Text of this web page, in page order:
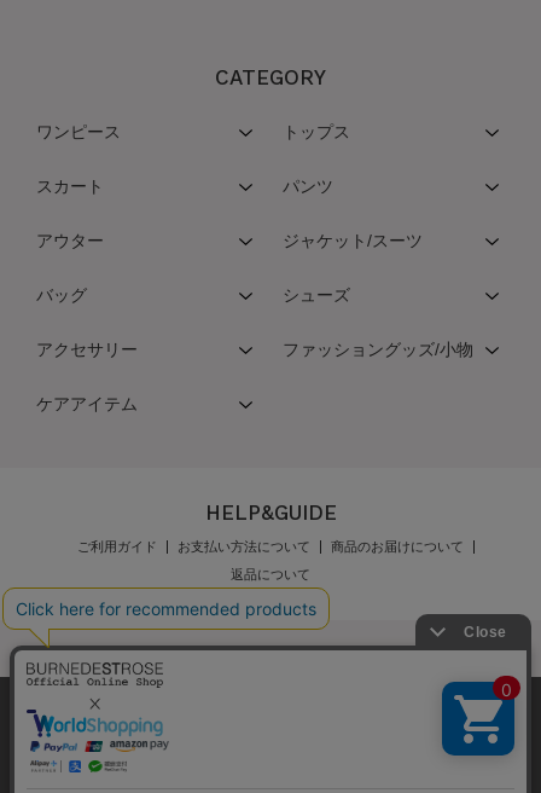
CATEGORY
ワンピース トップス
スカート パンツ
アウター ジャケット/スーツ
バッグ シューズ
アクセサリー ファッショングッズ/小物
ケアアイテム
HELP&GUIDE
ご利用ガイド お支払い方法について
商品のお届けについて
返品について
メンバーズポイントプログラム規約
特定商取引法に基づく表示
個人情報保護指針
弊社はCookieを利用し、Webの利便性向上に努め
ております。「承諾する」をクリックしていただ
くと、お客様に最適な内容を提供することが可能
承諾する